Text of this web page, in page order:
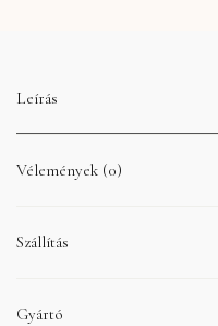
Leírás
Vélemények (0)
Szállítás
Gyártó